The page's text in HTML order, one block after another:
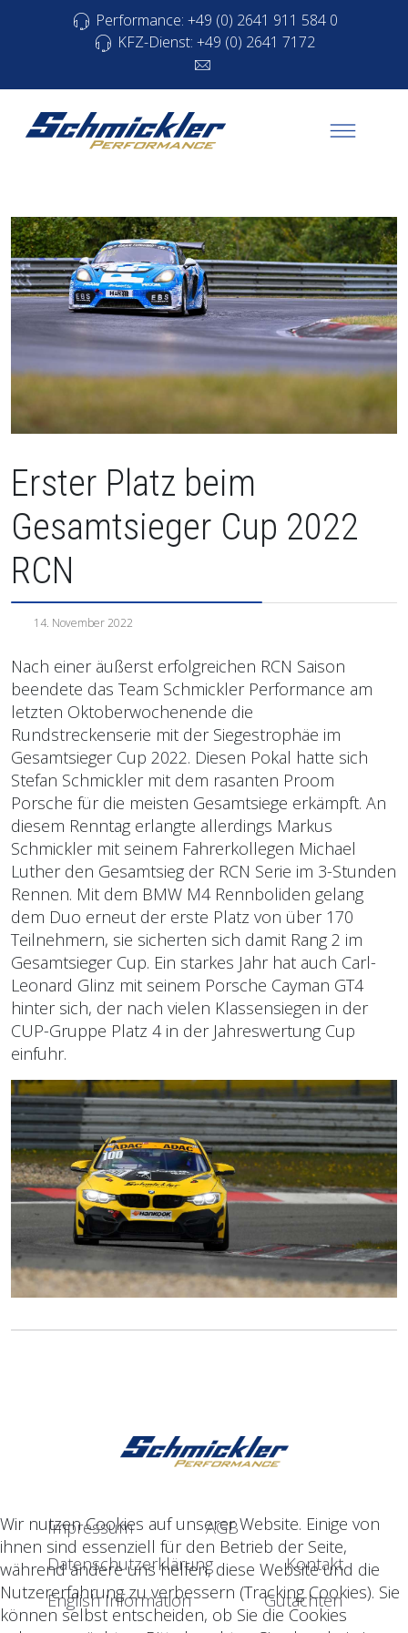
Performance: +49 (0) 2641 911 584 0
KFZ-Dienst: +49 (0) 2641 7172
Erster Platz beim
Gesamtsieger Cup 2022
RCN
14. November 2022
Nach einer äußerst erfolgreichen RCN Saison
beendete das Team Schmickler Performance am
letzten Oktoberwochenende die
Rundstreckenserie mit der Siegestrophäe im
Gesamtsieger Cup 2022. Diesen Pokal hatte sich
Stefan Schmickler mit dem rasanten Proom
Porsche für die meisten Gesamtsiege erkämpft. An
diesem Renntag erlangte allerdings Markus
Schmickler mit seinem Fahrerkollegen Michael
Luther den Gesamtsieg der RCN Serie im 3-Stunden
Rennen. Mit dem BMW M4 Rennboliden gelang
dem Duo erneut der erste Platz von über 170
Teilnehmern, sie sicherten sich damit Rang 2 im
Gesamtsieger Cup. Ein starkes Jahr hat auch Carl-
Leonard Glinz mit seinem Porsche Cayman GT4
hinter sich, der nach vielen Klassensiegen in der
CUP-Gruppe Platz 4 in der Jahreswertung Cup
einfuhr.
Impressum
AGB
Datenschutzerklärung
Kontakt
English Information
Gutachten
Wir nutzen Cookies auf unserer Website. Einige von
ihnen sind essenziell für den Betrieb der Seite,
während andere uns helfen, diese Website und die
Nutzererfahrung zu verbessern (Tracking Cookies). Sie
können selbst entscheiden, ob Sie die Cookies